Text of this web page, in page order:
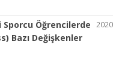
2020
Öğrencilerde
Bazı Değişkenler